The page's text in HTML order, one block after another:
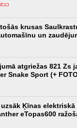
krusas
un
atgriežas 821 Zs
Snake Sport (+
Ķīnas elektriskā
eTopas600